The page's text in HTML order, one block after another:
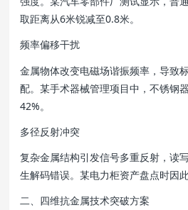
取距离从6米锐减至0.8米。
频率偏移干扰
金属物体改变电磁场谐振频率，导致
配。某手术器械管理项目中，不锈钢
42%。
多径反射冲突
复杂金属结构引发信号多重反射，读
生解码错误。某电力柜资产盘点时因
二、四维抗金属技术突破方案